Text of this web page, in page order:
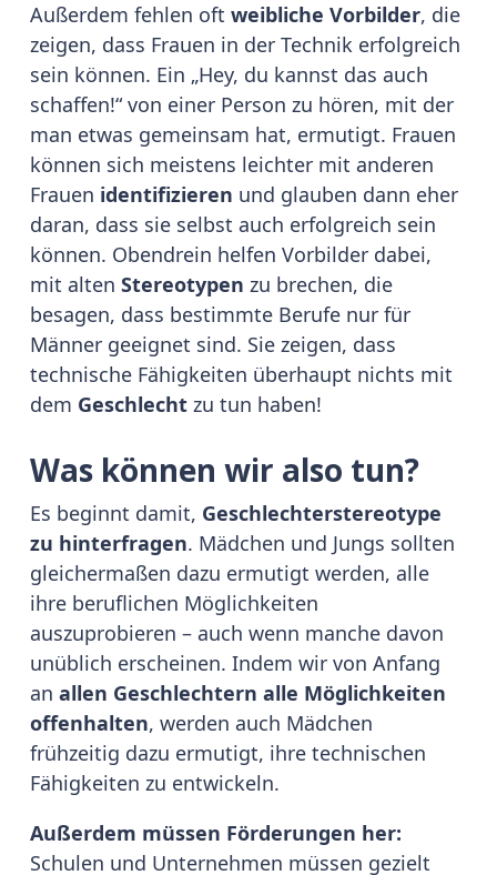
Außerdem fehlen oft weibliche Vorbilder, die
zeigen, dass Frauen in der Technik erfolgreich
sein können. Ein „Hey, du kannst das auch
schaffen!“ von einer Person zu hören, mit der
man etwas gemeinsam hat, ermutigt. Frauen
können sich meistens leichter mit anderen
Frauen identifizieren und glauben dann eher
daran, dass sie selbst auch erfolgreich sein
können. Obendrein helfen Vorbilder dabei,
mit alten Stereotypen zu brechen, die
besagen, dass bestimmte Berufe nur für
Männer geeignet sind. Sie zeigen, dass
technische Fähigkeiten überhaupt nichts mit
dem Geschlecht zu tun haben!
Was können wir also tun?
Es beginnt damit, Geschlechterstereotype
zu hinterfragen. Mädchen und Jungs sollten
gleichermaßen dazu ermutigt werden, alle
ihre beruflichen Möglichkeiten
auszuprobieren – auch wenn manche davon
unüblich erscheinen. Indem wir von Anfang
an allen Geschlechtern alle Möglichkeiten
offenhalten, werden auch Mädchen
frühzeitig dazu ermutigt, ihre technischen
Fähigkeiten zu entwickeln.
Außerdem müssen Förderungen her:
Schulen und Unternehmen müssen gezielt